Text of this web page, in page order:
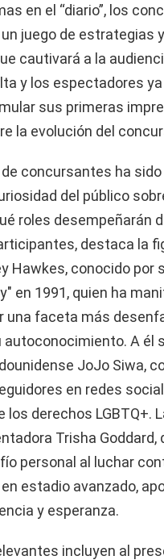
en el “diario”, los
juego de estrategias y
cautivará a la
y los espectadores ya
sus primeras
la evolución del
concursantes ha sido
del público
roles desempeñarán
destaca la
Hawkes, conocido por
en 1991, quien ha
una faceta más
autoconocimiento. A él
JoJo Siwa,
en redes
derechos LGBTQ+.
Trisha Goddard,
personal al luchar
estadio avanzado,
y esperanza.
incluyen al